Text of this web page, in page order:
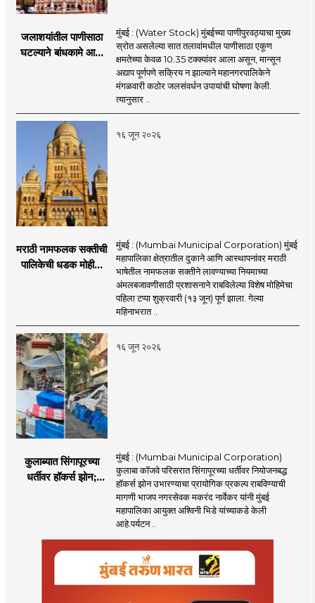
जलाशयांतील पाणीसाठा
घटल्याने बांधकामे आणि
निर्बंध
मुंबई : (Water Stock) मुंबईच्या पाणीपुरवठ्याचा मुख्य
स्रोत असलेल्या सात तलावांमधील पाणीसाठा एकूण
क्षमतेच्या केवळ 10.35 टक्क्यांवर आला असून, मान्सून
अद्याप पूर्णपणे सक्रिय न झाल्याने महानगरपालिकेने
मंगळवारी कठोर जलसंवर्धन उपायांची घोषणा केली.
त्यानुसार ..
१६ जून २०२६
मराठी नामफलक सक्तीची
पालिकेची धडक मोहीम;
मुंबई : (Mumbai Municipal Corporation) मुंबई
महापालिका क्षेत्रातील दुकाने आणि आस्थापनांवर मराठी
भाषेतील नामफलक सक्तीने लावण्याच्या नियमाच्या
अंमलबजावणीसाठी प्रशासनाने राबविलेल्या विशेष मोहिमेचा
पहिला टप्पा शुक्रवारी (१३ जून) पूर्ण झाला. गेल्या
महिनाभरात ..
१६ जून २०२६
कुलाब्यात सिंगापूरच्या
धर्तीवर हॉकर्स झोन;
आयुक्तांना पत्र
मुंबई : (Mumbai Municipal Corporation)
कुलाबा कॉजवे परिसरात सिंगापूरच्या धर्तीवर नियोजनबद्ध
हॉकर्स झोन उभारण्याचा प्रायोगिक प्रकल्प राबविण्याची
मागणी भाजप नगरसेवक मकरंद नार्वेकर यांनी मुंबई
महापालिका आयुक्त अश्विनी भिडे यांच्याकडे केली
आहे.पर्यटन ..